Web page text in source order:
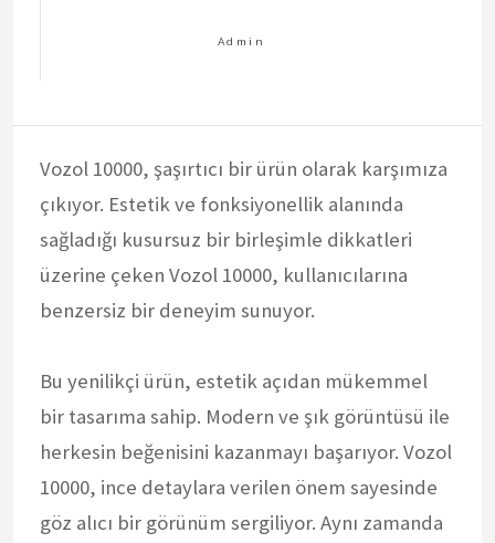
Vozol 10000, şaşırtıcı bir ürün olarak karşımıza
çıkıyor. Estetik ve fonksiyonellik alanında
sağladığı kusursuz bir birleşimle dikkatleri
üzerine çeken Vozol 10000, kullanıcılarına
benzersiz bir deneyim sunuyor.
Bu yenilikçi ürün, estetik açıdan mükemmel
bir tasarıma sahip. Modern ve şık görüntüsü ile
herkesin beğenisini kazanmayı başarıyor. Vozol
10000, ince detaylara verilen önem sayesinde
göz alıcı bir görünüm sergiliyor. Aynı zamanda